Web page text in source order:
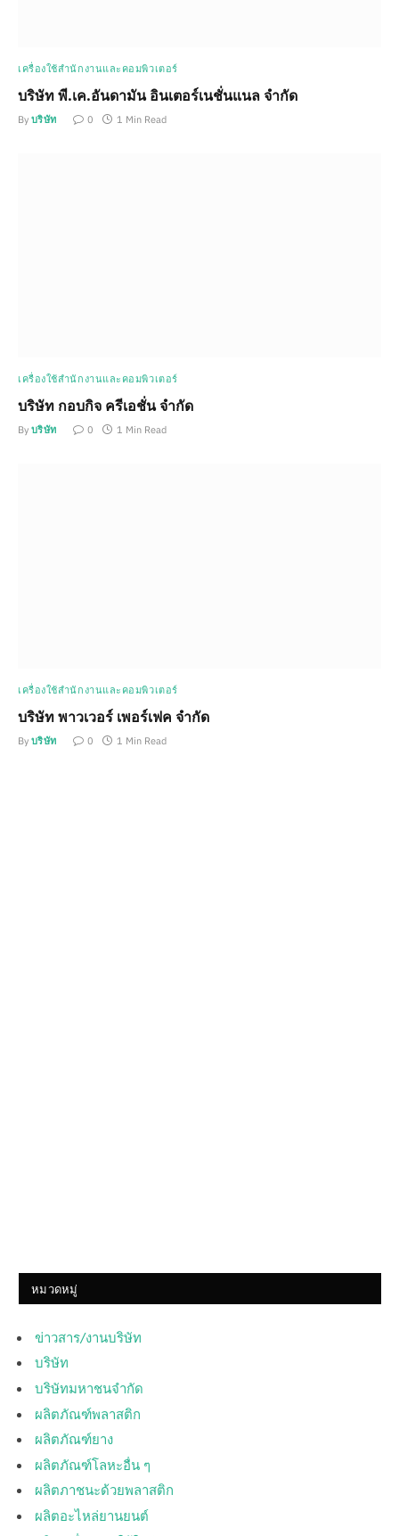
เครื่องใช้สำนักงานและคอมพิวเตอร์
บริษัท พี.เค.อันดามัน อินเตอร์เนชั่นแนล จำกัด
By บริษัท 0 1 Min Read
เครื่องใช้สำนักงานและคอมพิวเตอร์
บริษัท กอบกิจ ครีเอชั่น จำกัด
By บริษัท 0 1 Min Read
เครื่องใช้สำนักงานและคอมพิวเตอร์
บริษัท พาวเวอร์ เพอร์เฟค จำกัด
By บริษัท 0 1 Min Read
หมวดหมู่
ข่าวสาร/งานบริษัท
บริษัท
บริษัทมหาชนจำกัด
ผลิตภัณฑ์พลาสติก
ผลิตภัณฑ์ยาง
ผลิตภัณฑ์โลหะอื่น ๆ
ผลิตภาชนะด้วยพลาสติก
ผลิตอะไหล่ยานยนต์